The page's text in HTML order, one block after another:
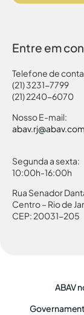
Entre em
Telefone de
(21) 3231-7799
(21) 2240-6070
Nosso E-mail:
Segunda a sexta:
10:00h-16:00h
Rua Senador
Centro – Rio de
CEP: 20031-205
ABAV